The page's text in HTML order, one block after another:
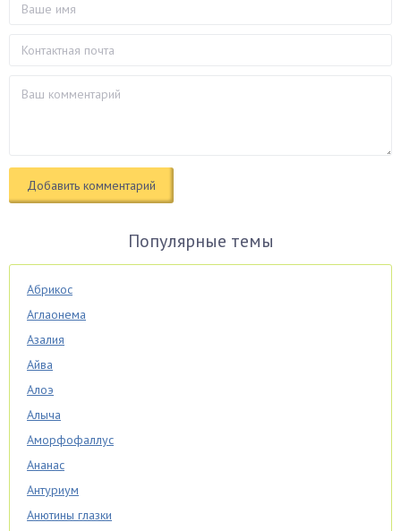
Популярные темы
Абрикос
Аглаонема
Азалия
Айва
Алоэ
Алыча
Аморфофаллус
Ананас
Антуриум
Анютины глазки